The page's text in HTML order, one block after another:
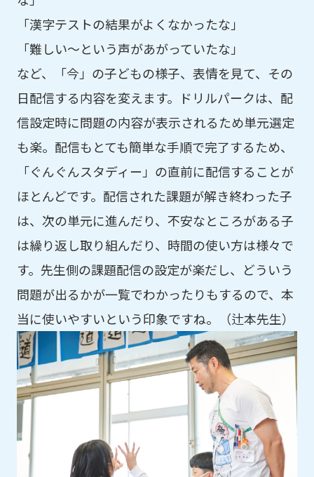
「漢字テストの結果がよくなかったな」
「難しい～という声があがっていたな」
など、「今」の子どもの様子、表情を見て、その
日配信する内容を変えます。ドリルパークは、配
信設定時に問題の内容が表示されるため単元選定
も楽。配信もとても簡単な手順で完了するため、
「ぐんぐんスタディー」の直前に配信することが
ほとんどです。配信された課題が解き終わった子
は、次の単元に進んだり、不安なところがある子
は繰り返し取り組んだり、時間の使い方は様々で
す。先生側の課題配信の設定が楽だし、どういう
問題が出るかが一覧でわかったりもするので、本
当に使いやすいという印象ですね。（辻本先生）